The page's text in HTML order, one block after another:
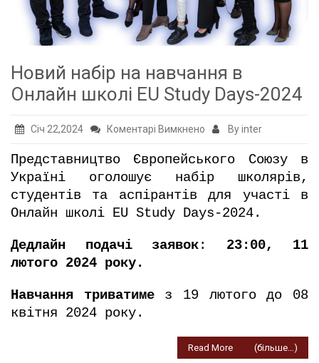
Новий набір на навчання в
Онлайн школі EU Study Days-2024
Січ 22,2024 Коментарі Вимкнено до
набір
на
навчання
в
By inter
Представництво Європейського Союзу в
Україні оголошує набір школярів,
студентів та аспірантів для участі в
Онлайн школі EU Study Days-2024.
Дедлайн подачі заявок: 23:00, 11
лютого 2024 року.
Навчання триватимез 19 лютого до 08
квітня 2024 року.
(більше…)
Read More